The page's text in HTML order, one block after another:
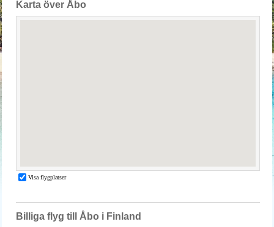
Karta över Åbo
Billiga flyg till Åbo i Finland